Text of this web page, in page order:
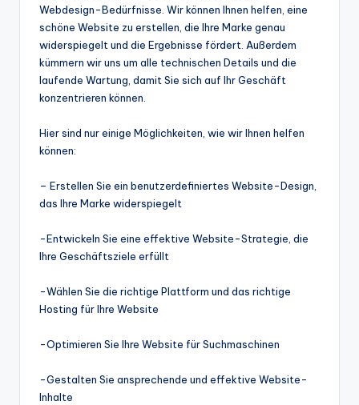
Webdesign-Bedürfnisse. Wir können Ihnen helfen, eine
schöne Website zu erstellen, die Ihre Marke genau
widerspiegelt und die Ergebnisse fördert. Außerdem
kümmern wir uns um alle technischen Details und die
laufende Wartung, damit Sie sich auf Ihr Geschäft
konzentrieren können.
Hier sind nur einige Möglichkeiten, wie wir Ihnen helfen
können:
– Erstellen Sie ein benutzerdefiniertes Website-Design,
das Ihre Marke widerspiegelt
-Entwickeln Sie eine effektive Website-Strategie, die
Ihre Geschäftsziele erfüllt
-Wählen Sie die richtige Plattform und das richtige
Hosting für Ihre Website
-Optimieren Sie Ihre Website für Suchmaschinen
-Gestalten Sie ansprechende und effektive Website-
Inhalte